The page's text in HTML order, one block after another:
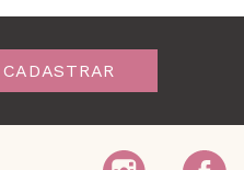
CADASTRAR